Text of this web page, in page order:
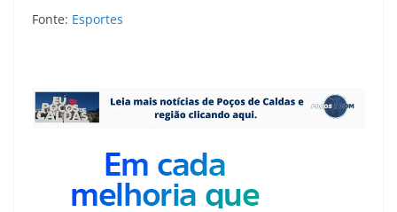
Fonte: Esportes